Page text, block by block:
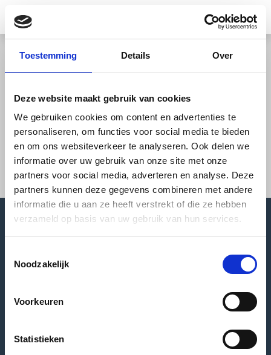
Toestemming Details Over
Deze website maakt gebruik van cookies
We gebruiken cookies om content en advertenties te
personaliseren, om functies voor social media te bieden
en om ons websiteverkeer te analyseren. Ook delen we
informatie over uw gebruik van onze site met onze
partners voor social media, adverteren en analyse. Deze
partners kunnen deze gegevens combineren met andere
informatie die u aan ze heeft verstrekt of die ze hebben
verzameld op basis van uw gebruik van hun services.
Noodzakelijk
Voorkeuren
Statistieken
Home
Over ons
Contact
Privacyverklaring
Algemene voorwaarden
Heb je vragen?
Neem contact met ons op
info@ljsolutions.nl